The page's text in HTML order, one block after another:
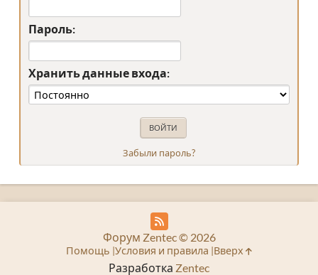
Пароль:
Хранить данные входа:
Забыли пароль?
Разработка Zentec
Форум Zentec © 2026
Помощь Условия и правила Вверх